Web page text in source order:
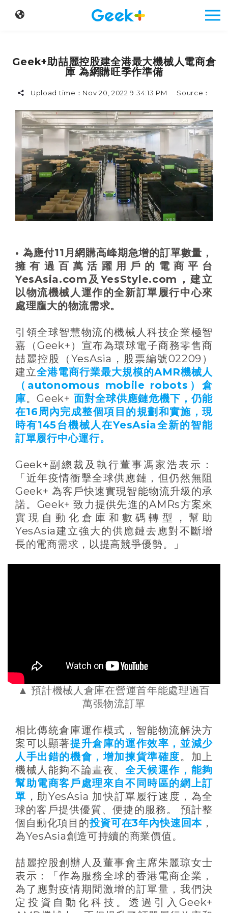
Geek+助喆麗控股建全港最大機械人電商倉
庫 為網購旺季作準備
Upload time： Nov 20, 2022 9:34:13 PM Source：
• 為應付11月網購高峰期急增的訂單數量，
擁有過百萬活躍用戶的電商平台
YesAsia.com及YesStyle.com，建立
以物流機械人運作的全新訂單履行中心來
處理龐大的物流需求。
引領全球智慧物流的機械人科技企業極智
嘉（Geek+）宣布為環球電子商務零售商
喆麗控股（YesAsia，股票編號02209）
建立全港電商行業最大規模的AMR機械人
（autonomous mobile robots）倉
庫。Geek+ 面對全球供應鏈危機下，仍能
在16周內完成整個項目的規劃和實施，現
時有145台機械人在YesAsia全新的智能
訂單履行中心運行。
Geek+副總裁及執行董事馮家浩表示：
「近年疫情衝擊全球供應鏈，但仍然無阻
Geek+ 為客戶快速實現智能物流升級的承
諾。Geek+ 致力提供先進的AMRs方案來
實現自動化倉庫和數碼轉型，幫助
YesAsia建立強大的供應鏈去應對不斷增
長的電商需求，以提高競爭優勢。」
▲ 預計機械人倉庫在營運首年能處理過百
萬張物流訂單
相比傳統倉庫運作模式，智能物流解決方
案可以顯著提升倉庫的運作效率，並減少
人手出錯的機會，增加揀貨準確度。加上
機械人能夠不論晝夜、全天候運作，能夠
幫助電商客戶處理來自不同時區的網上訂
單 ，助YesAsia 加快訂單履行速度，為全
球的客戶提供優質、便捷的服務。 預計整
個自動化項目的投資可在3年內快速回本 ，
為YesAsia創造可持續的商業價值。
喆麗控股創辦人及董事會主席朱麗琼女士
表示：「作為服務全球的香港電商企業，
為了應對疫情期間激增的訂單量，我們決
定投資自動化科技。透過引入Geek+